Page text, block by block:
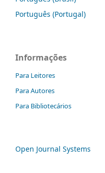
Português (Portugal)
Informações
Para Leitores
Para Autores
Para Bibliotecários
Open Journal Systems